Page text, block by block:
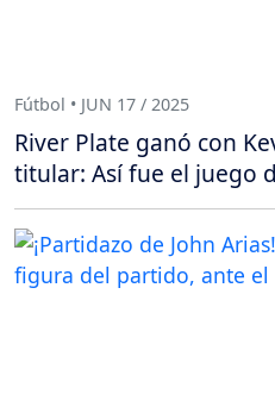
Fútbol • JUN 17 / 2025
River Plate ganó con
titular: Así fue el juego